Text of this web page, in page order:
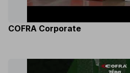
COFRA Corporate